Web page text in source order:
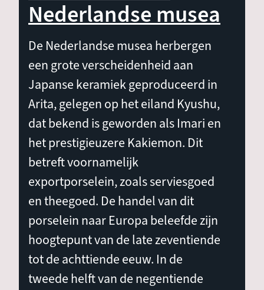
Nederlandse musea
De Nederlandse musea herbergen
een grote verscheidenheid aan
Japanse keramiek geproduceerd in
Arita, gelegen op het eiland Kyushu,
dat bekend is geworden als Imari en
het prestigieuzere Kakiemon. Dit
betreft voornamelijk
exportporselein, zoals serviesgoed
en theegoed. De handel van dit
porselein naar Europa beleefde zijn
hoogtepunt van de late zeventiende
tot de achttiende eeuw. In de
tweede helft van de negentiende